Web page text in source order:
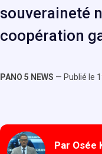
souveraineté
coopération
PANO 5 NEWS — Publié le
Par Osée